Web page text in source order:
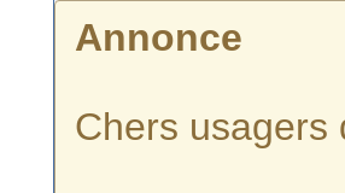
Annonce
Chers usagers